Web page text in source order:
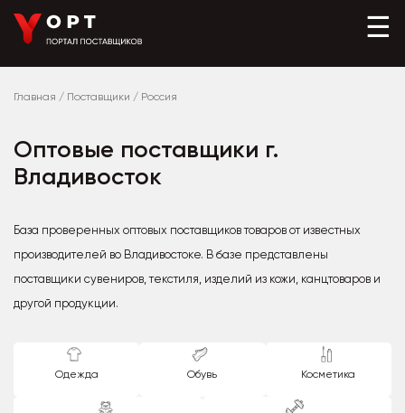
☰
Главная / Поставщики / Россия
Оптовые поставщики г.
Владивосток
База проверенных оптовых поставщиков товаров от известных
производителей во Владивостоке. В базе представлены
поставщики сувениров, текстиля, изделий из кожи, канцтоваров и
другой продукции.
Одежда Обувь Косметика